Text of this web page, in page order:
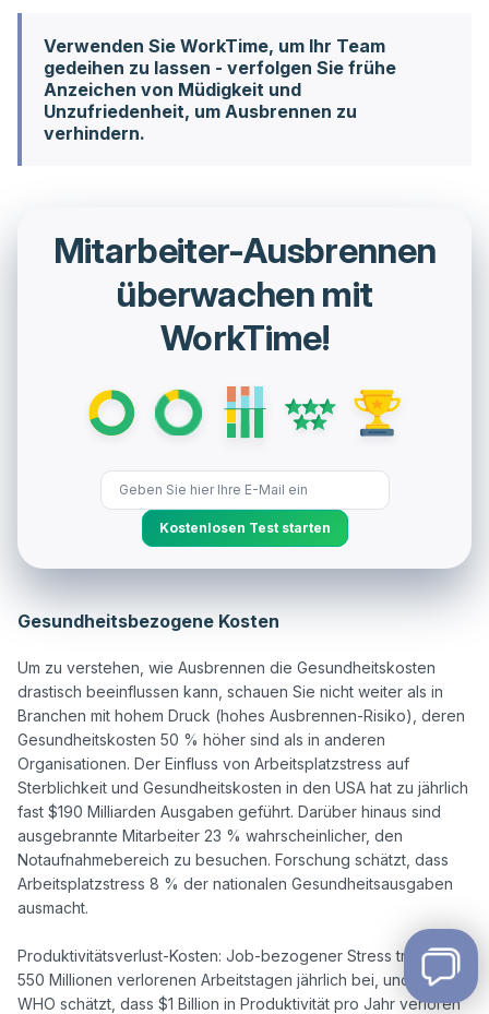
Verwenden Sie WorkTime, um Ihr Team
gedeihen zu lassen - verfolgen Sie frühe
Anzeichen von Müdigkeit und
Unzufriedenheit, um Ausbrennen zu
verhindern.
Mitarbeiter-Ausbrennen
überwachen mit
WorkTime!
Kostenlosen Test starten
Gesundheitsbezogene Kosten
Um zu verstehen, wie Ausbrennen die Gesundheitskosten
drastisch beeinflussen kann, schauen Sie nicht weiter als in
Branchen mit hohem Druck (hohes Ausbrennen-Risiko), deren
Gesundheitskosten 50 % höher sind als in anderen
Organisationen. Der Einfluss von Arbeitsplatzstress auf
Sterblichkeit und Gesundheitskosten in den USA hat zu jährlich
fast $190 Milliarden Ausgaben geführt. Darüber hinaus sind
ausgebrannte Mitarbeiter 23 % wahrscheinlicher, den
Notaufnahmebereich zu besuchen. Forschung schätzt, dass
Arbeitsplatzstress 8 % der nationalen Gesundheitsausgaben
ausmacht.
Produktivitätsverlust-Kosten: Job-bezogener Stress trägt zu
550 Millionen verlorenen Arbeitstagen jährlich bei, und die
WHO schätzt, dass $1 Billion in Produktivität pro Jahr verloren